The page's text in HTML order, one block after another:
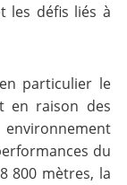
les défis liés à
particulier le
en raison des
du
800 mètres, la